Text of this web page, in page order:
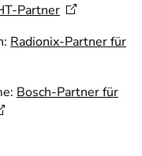
Partner
Radionix-Partner für
Bosch-Partner für